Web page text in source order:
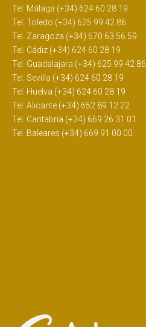
Tel. Málaga (+34) 624 60 28 19
Tel. Toledo (+34) 625 99 42 86
Tel. Zaragoza (+34) 670 63 56 59
Tel. Cádiz (+34) 624 60 28 19
Tel. Guadalajara (+34) 625 99 42 86
Tel. Sevilla (+34) 624 60 28 19
Tel. Huelva (+34) 624 60 28 19
Tel. Alicante (+34) 652 89 12 22
Tel. Cantabria (+34) 669 26 31 01
Tel. Baleares (+34) 669 91 00 00